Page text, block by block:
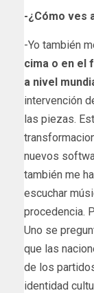
​-¿Cómo ves
-Yo también
cima o en el
a nivel
intervención
las piezas.
nuevos
también me
escuchar
procedencia.
Uno se
que las
de los
identidad